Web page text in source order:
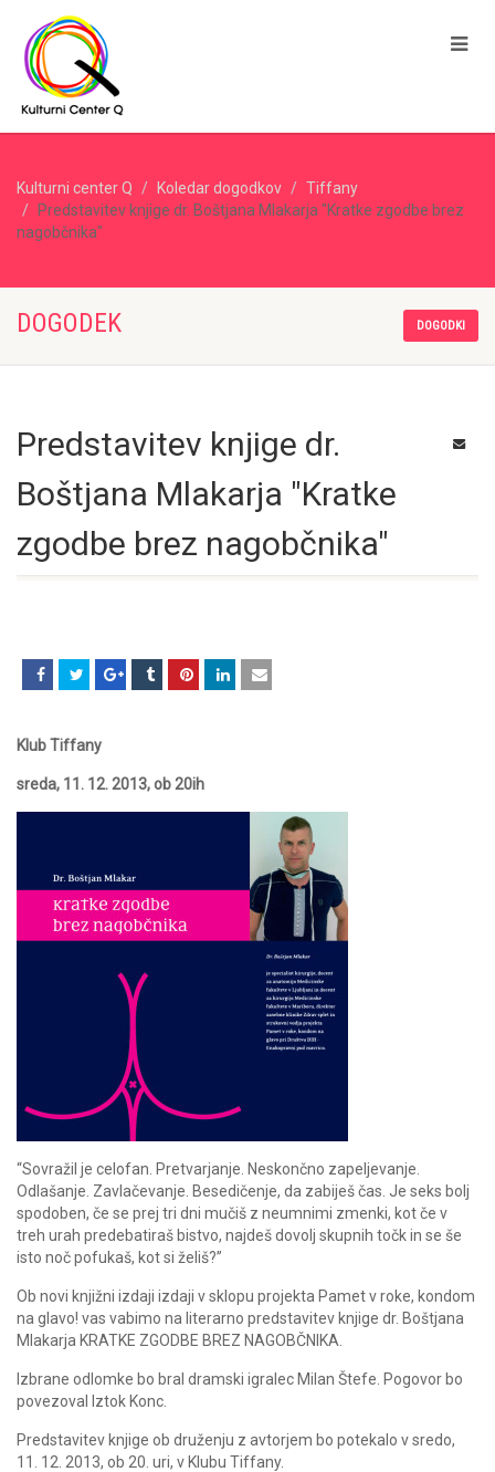
Kulturni center Q Koledar dogodkov
Tiffany
Predstavitev knjige dr. Boštjana Mlakarja "Kratke zgodbe brez
nagobčnika"
DOGODEK DOGODKI
Predstavitev knjige dr.
Boštjana Mlakarja "Kratke
zgodbe brez nagobčnika"
Klub Tiffany
sreda, 11. 12. 2013, ob 20ih
“Sovražil je celofan. Pretvarjanje. Neskončno zapeljevanje.
Odlašanje. Zavlačevanje. Besedičenje, da zabiješ čas. Je seks bolj
spodoben, če se prej tri dni mučiš z neumnimi zmenki, kot če v
treh urah predebatiraš bistvo, najdeš dovolj skupnih točk in se še
isto noč pofukaš, kot si želiš?”
Ob novi knjižni izdaji izdaji v sklopu projekta Pamet v roke, kondom
na glavo! vas vabimo na literarno predstavitev knjige dr. Boštjana
Mlakarja KRATKE ZGODBE BREZ NAGOBČNIKA.
Izbrane odlomke bo bral dramski igralec Milan Štefe. Pogovor bo
povezoval Iztok Konc.
Predstavitev knjige ob druženju z avtorjem bo potekalo v sredo,
11. 12. 2013, ob 20. uri, v Klubu Tiffany.